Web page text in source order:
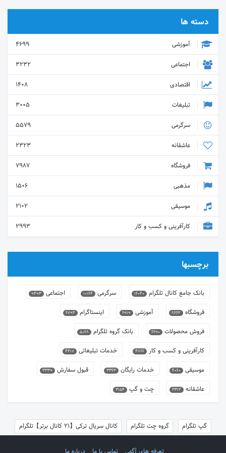
دسته ها
آموزشی
4699
اجتماعی
3232
اقتصادی
1408
تبلیغات
3005
سرگرمی
5579
عاشقانه
2323
فروشگاه
7987
مذهبی
1506
موسیقی
2102
کارآفرینی و کسب و کار
2993
برچسبها
بانک جامع کانال تلگرام 16040 سرگرمی 10164 اجتماعی 9493
فروشگاه 8662 آموزشی 6919 اینستاگرام 6794
فروش محصولات 6690 بانک گروه تلگرام 5068
کارآفرینی و کسب و کار 4866 خدمات تبلیغاتی 4417
موسیقی 4060 خدمات رایگان 3363 قبول سفارش 3339
عاشقانه 3312 چت و گپ 3154
گپ تلگرام گروه چت تلگرام کانال سریال ترکی【21 کانال برتر】تلگرام